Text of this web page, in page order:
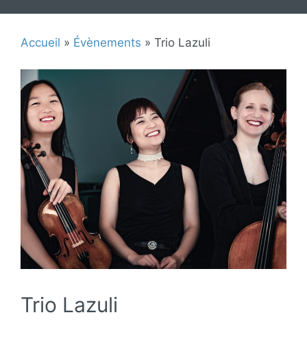
Accueil » Évènements » Trio Lazuli
Trio Lazuli